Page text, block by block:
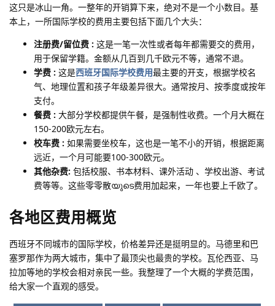
这只是冰山一角。一整年的开销算下来，绝对不是一个小数目。基
本上，一所国际学校的费用主要包括下面几个大头：
注册费/留位费 : 这是一笔一次性或者每年都需要交的费用，
用于保留学籍。金额从几百到几千欧元不等，通常不退。
学费 : 这是西班牙国际学校费用最主要的开支，根据学校名
气、地理位置和孩子年级差异很大。通常按月、按季度或按年
支付。
餐费 : 大部分学校都提供午餐，是强制性收费。一个月大概在
150-200欧元左右。
校车费 : 如果需要坐校车，这也是一笔不小的开销，根据距离
远近，一个月可能要100-300欧元。
其他杂费: 包括校服、书本材料、课外活动 、学校出游、考试
费等等。这些零零散യുടെ费用加起来，一年也要上千欧了。
各地区费用概览
西班牙不同城市的国际学校，价格差异还是挺明显的。马德里和巴
塞罗那作为两大城市，集中了最顶尖也最贵的学校。瓦伦西亚、马
拉加等地的学校会相对亲民一些。我整理了一个大概的学费范围，
给大家一个直观的感受。